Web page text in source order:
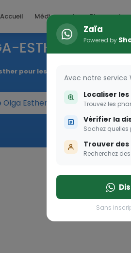
Accueil Médicaments Pharmacies
ESTHER
pour les femmes enceintes
Olga Esther pour les femmes
Zaïa
Powered by
Avec notre service
Localiser
Trouvez les
Vérifier la
Sachez
Trouver
Recherchez
Sans